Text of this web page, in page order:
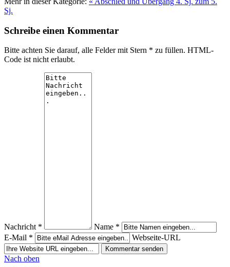
Sj.
Schreibe einen Kommentar
Bitte achten Sie darauf, alle Felder mit Stern * zu füllen. HTML-
Code ist nicht erlaubt.
Nachricht *
Name *
E-Mail *
Webseite-URL
Nach oben